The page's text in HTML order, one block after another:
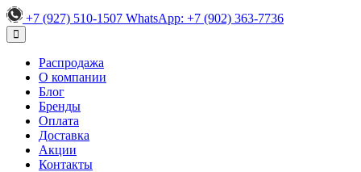
+7 (927) 510-1507 WhatsApp: +7 (902) 363-7736
Распродажа
О компании
Блог
Бренды
Оплата
Доставка
Акции
Контакты